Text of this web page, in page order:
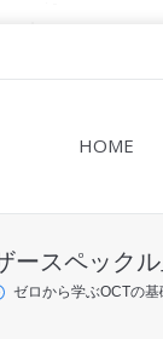
HOME
ースペック
ゼロから学ぶOCTの基